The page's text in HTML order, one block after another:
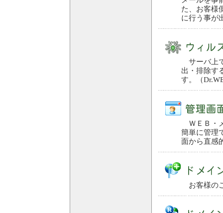
た、お客様
に行う事が
サーバ上
出・排除す
す。（
ＷＥＢ・
簡単に管理
面から直感
お客様の